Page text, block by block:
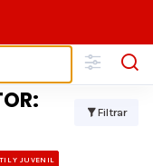
Filtrar
Y JUVENIL